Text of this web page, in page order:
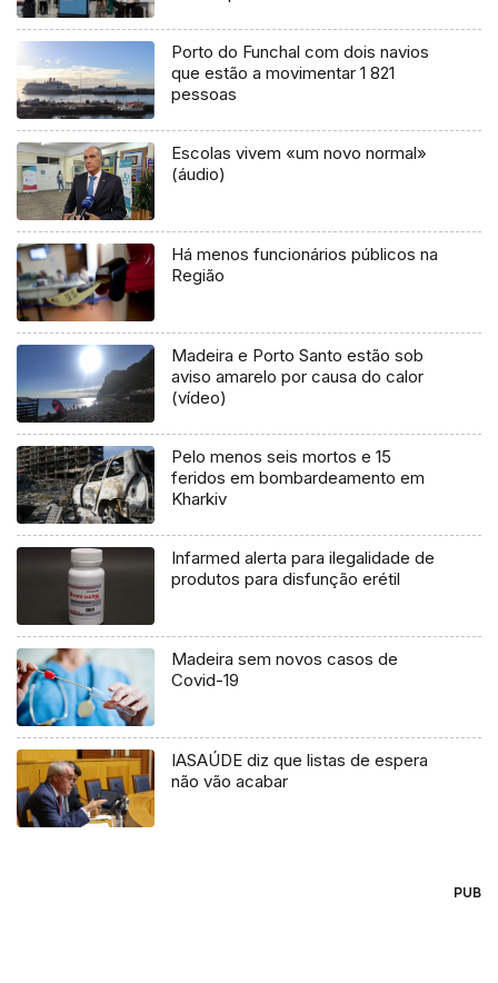
Porto do Funchal com dois navios
que estão a movimentar 1 821
pessoas
Escolas vivem «um novo normal»
(áudio)
Há menos funcionários públicos na
Região
Madeira e Porto Santo estão sob
aviso amarelo por causa do calor
(vídeo)
Pelo menos seis mortos e 15
feridos em bombardeamento em
Kharkiv
Infarmed alerta para ilegalidade de
produtos para disfunção erétil
Madeira sem novos casos de
Covid-19
IASAÚDE diz que listas de espera
não vão acabar
PUB